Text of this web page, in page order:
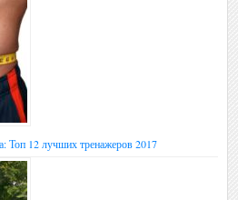
Топ 12 лучших тренажеров 2017